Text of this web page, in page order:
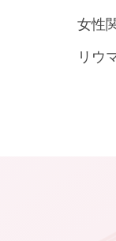
女性
リウ